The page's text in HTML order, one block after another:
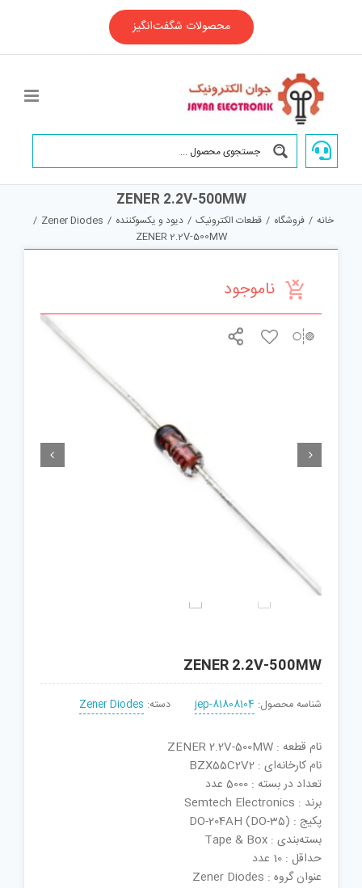
محصولات شگفت‌انگیز
ZENER 2.2V-500MW
خانه / فروشگاه / قطعات الکترونیک / دیود و یکسوکننده /
Zener Diodes
/
ZENER 2.2V-500MW
ناموجود
 
ZENER 2.2V-500MW
شناسه محصول: jep-81808104 دسته: Zener Diodes
نام قطعه : ZENER 2.2V-500MW
نام کارخانه‌ای : BZX55C2V2
تعداد در بسته : 5000 عدد
برند : Semtech Electronics
پکیج : DO-204AH (DO-35)
بسته‌بندی : Tape & Box
حداقل : 10 عدد
عنوان گروه : Zener Diodes